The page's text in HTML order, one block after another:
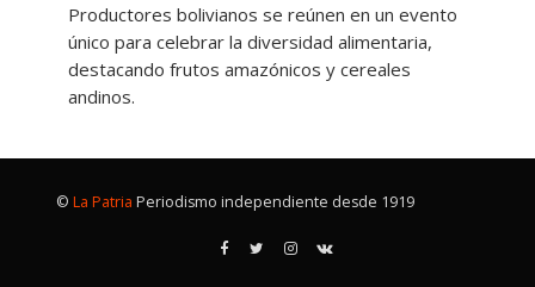
Productores bolivianos se reúnen en un evento
único para celebrar la diversidad alimentaria,
destacando frutos amazónicos y cereales
andinos.
© La Patria Periodismo independiente desde 1919